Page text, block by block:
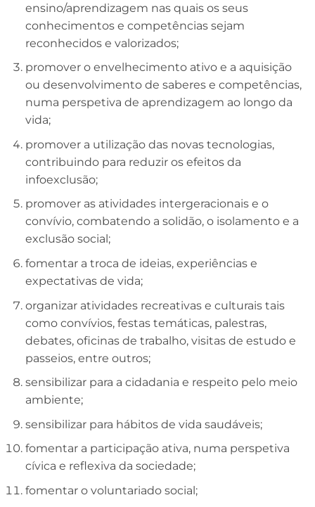
ensino/aprendizagem nas quais os seus
conhecimentos e competências sejam
reconhecidos e valorizados;
promover o envelhecimento ativo e a aquisição
ou desenvolvimento de saberes e competências,
numa perspetiva de aprendizagem ao longo da
vida;
promover a utilização das novas tecnologias,
contribuindo para reduzir os efeitos da
infoexclusão;
promover as atividades intergeracionais e o
convívio, combatendo a solidão, o isolamento e a
exclusão social;
fomentar a troca de ideias, experiências e
expectativas de vida;
organizar atividades recreativas e culturais tais
como convívios, festas temáticas, palestras,
debates, oficinas de trabalho, visitas de estudo e
passeios, entre outros;
sensibilizar para a cidadania e respeito pelo meio
ambiente;
sensibilizar para hábitos de vida saudáveis;
fomentar a participação ativa, numa perspetiva
cívica e reflexiva da sociedade;
fomentar o voluntariado social;